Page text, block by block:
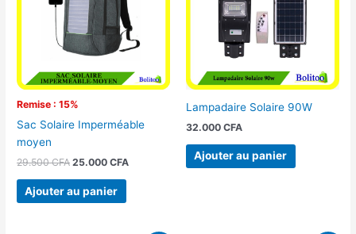
Remise : 15%
Sac Solaire Imperméable
moyen
29.500CFA 25.000CFA
Ajouter au panier
Lampadaire Solaire 90W
32.000 CFA
Ajouter au panier